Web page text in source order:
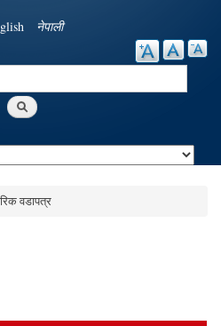
नेपाली
वडापत्र